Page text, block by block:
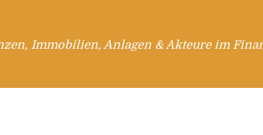
Immobilien, Anlagen & Akteure im